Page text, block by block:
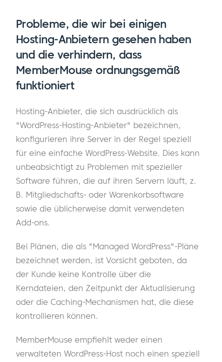
Probleme, die wir bei einigen
Hosting-Anbietern gesehen haben
und die verhindern, dass
MemberMouse ordnungsgemäß
funktioniert
Hosting-Anbieter, die sich ausdrücklich als
"WordPress-Hosting-Anbieter" bezeichnen,
konfigurieren ihre Server in der Regel speziell
für eine einfache WordPress-Website. Dies kann
unbeabsichtigt zu Problemen mit spezieller
Software führen, die auf ihren Servern läuft, z.
B. Mitgliedschafts- oder Warenkorbsoftware
sowie die üblicherweise damit verwendeten
Add-ons.
Bei Plänen, die als "Managed WordPress"-Pläne
bezeichnet werden, ist Vorsicht geboten, da
der Kunde keine Kontrolle über die
Kerndateien, den Zeitpunkt der Aktualisierung
oder die Caching-Mechanismen hat, die diese
kontrollieren können.
MemberMouse empfiehlt weder einen
verwalteten WordPress-Host noch einen speziell